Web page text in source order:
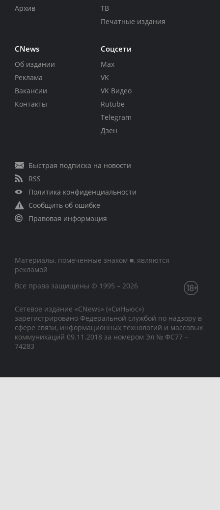
Архив
ТВ
Печатные издания
CNews
Об издании
Реклама
Вакансии
Контакты
Соцсети
Max
VK
VK Видео
Rutube
Telegram
Дзен
Быстрая подписка на новости
RSS
Политика конфиденциальности
Сообщить об ошибке
Правовая информация
Материалы, помеченные знаком ■, являются
рекламой
Все права защищены © 1995 – 2026
Сетевое издание «CNews» («СиНьюс»)
зарегистрировано Федеральной службой по надзору в
сфере связи, информационных технологий и массовых
коммуникаций 09.11.2018 за номером Эл № ФС77 –
74283